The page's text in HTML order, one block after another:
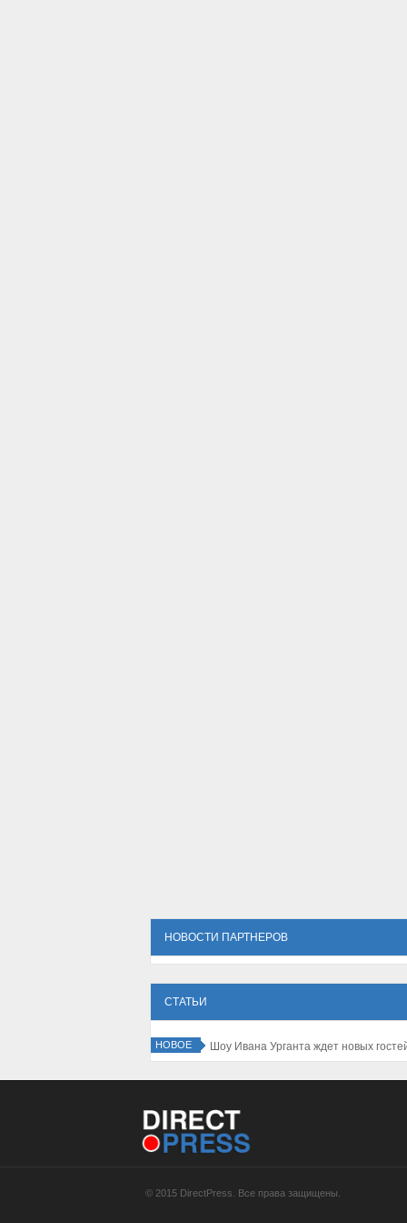
НОВОСТИ ПАРТНЕРОВ
СТАТЬИ
НОВОЕ
© 2015 DirectPress. Все права защищены.